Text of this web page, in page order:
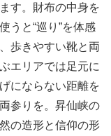
す。財布の中身を
うと“巡り”を体感
歩きやすい靴と両
エリアでは足元に
にならない距離を
参りを。昇仙峡の
の造形と信仰の形